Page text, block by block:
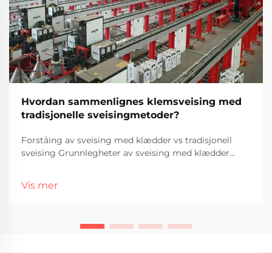
Hvordan sammenlignes klemsveising med
tradisjonelle sveisingmetoder?
Forståing av sveising med klædder vs tradisjonell
sveising Grunnlegheter av sveising med klædder
ved å påføre eit korrosjonsresistent metalllag over eit
Vis mer